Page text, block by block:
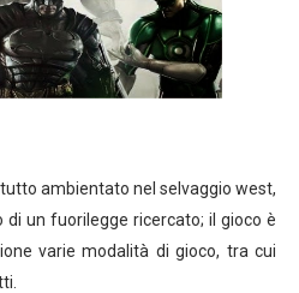
ambientato nel selvaggio west,
un fuorilegge ricercato; il gioco è
varie modalità di gioco, tra cui